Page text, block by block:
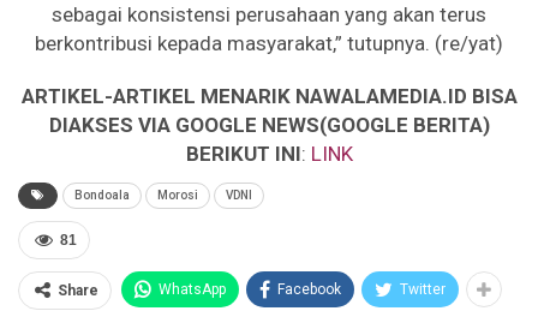
sebagai konsistensi perusahaan yang akan terus
berkontribusi kepada masyarakat,” tutupnya. (re/yat)
ARTIKEL-ARTIKEL MENARIK NAWALAMEDIA.ID BISA
DIAKSES VIA GOOGLE NEWS(GOOGLE BERITA)
BERIKUT INI: LINK
Bondoala Morosi VDNI
81
Share WhatsApp Facebook Twitter